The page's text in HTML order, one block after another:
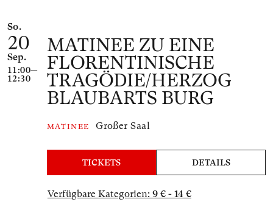
So.
20
Sep.
11:00—
12:30
MATINEE ZU EINE
FLORENTINISCHE
TRAGÖDIE/HERZOG
BLAUBARTS BURG
MATINEE Großer Saal
TICKETS DETAILS
Verfügbare Kategorien: 9 € - 14 €